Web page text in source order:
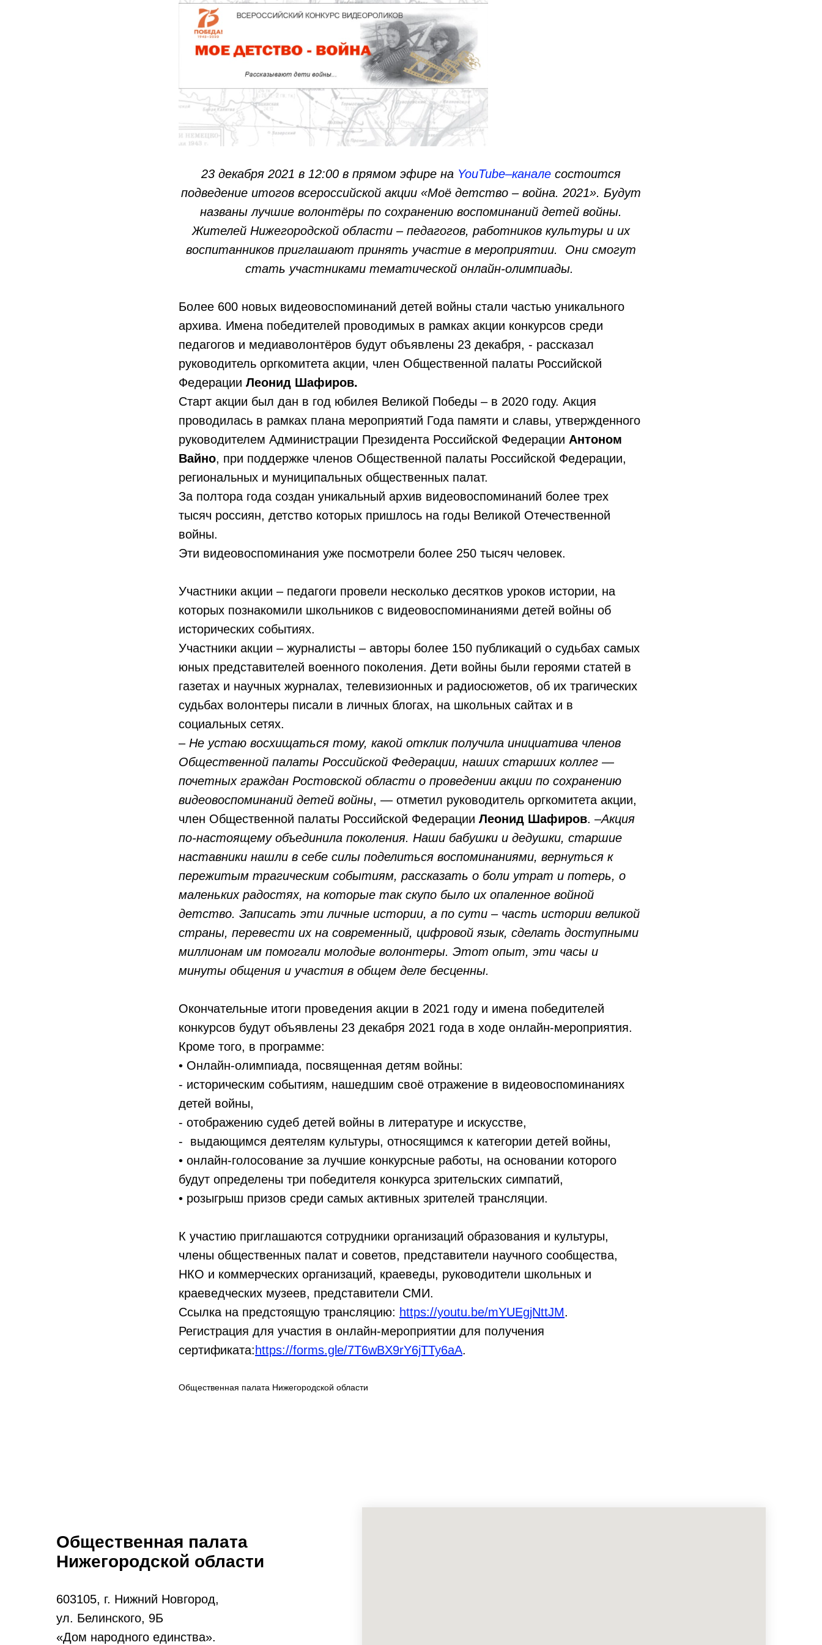
23 декабря 2021 в 12:00 в прямом эфире на YouTube–канале состоится
подведение итогов всероссийской акции «Моё детство – война. 2021». Будут
названы лучшие волонтёры по сохранению воспоминаний детей войны.
Жителей Нижегородской области – педагогов, работников культуры и их
воспитанников приглашают принять участие в мероприятии. Они смогут
стать участниками тематической онлайн-олимпиады.
Более 600 новых видеовоспоминаний детей войны стали частью уникального
архива. Имена победителей проводимых в рамках акции конкурсов среди
педагогов и медиаволонтёров будут объявлены 23 декабря, - рассказал
руководитель оргкомитета акции, член Общественной палаты Российской
Федерации Леонид Шафиров.
Старт акции был дан в год юбилея Великой Победы – в 2020 году. Акция
проводилась в рамках плана мероприятий Года памяти и славы, утвержденного
руководителем Администрации Президента Российской Федерации Антоном
Вайно, при поддержке членов Общественной палаты Российской Федерации,
региональных и муниципальных общественных палат.
За полтора года создан уникальный архив видеовоспоминаний более трех
тысяч россиян, детство которых пришлось на годы Великой Отечественной
войны.
Эти видеовоспоминания уже посмотрели более 250 тысяч человек.
Участники акции – педагоги провели несколько десятков уроков истории, на
которых познакомили школьников с видеовоспоминаниями детей войны об
исторических событиях.
Участники акции – журналисты – авторы более 150 публикаций о судьбах самых
юных представителей военного поколения. Дети войны были героями статей в
газетах и научных журналах, телевизионных и радиосюжетов, об их трагических
судьбах волонтеры писали в личных блогах, на школьных сайтах и в
социальных сетях.
– Не устаю восхищаться тому, какой отклик получила инициатива членов
Общественной палаты Российской Федерации, наших старших коллег —
почетных граждан Ростовской области о проведении акции по сохранению
видеовоспоминаний детей войны, — отметил руководитель оргкомитета акции,
член Общественной палаты Российской Федерации Леонид Шафиров. –Акция
по-настоящему объединила поколения. Наши бабушки и дедушки, старшие
наставники нашли в себе силы поделиться воспоминаниями, вернуться к
пережитым трагическим событиям, рассказать о боли утрат и потерь, о
маленьких радостях, на которые так скупо было их опаленное войной
детство. Записать эти личные истории, а по сути – часть истории великой
страны, перевести их на современный, цифровой язык, сделать доступными
миллионам им помогали молодые волонтеры. Этот опыт, эти часы и
минуты общения и участия в общем деле бесценны.
Окончательные итоги проведения акции в 2021 году и имена победителей
конкурсов будут объявлены 23 декабря 2021 года в ходе онлайн-мероприятия.
Кроме того, в программе:
• Онлайн-олимпиада, посвященная детям войны:
- историческим событиям, нашедшим своё отражение в видеовоспоминаниях
детей войны,
- отображению судеб детей войны в литературе и искусстве,
- выдающимся деятелям культуры, относящимся к категории детей войны,
• онлайн-голосование за лучшие конкурсные работы, на основании которого
будут определены три победителя конкурса зрительских симпатий,
• розыгрыш призов среди самых активных зрителей трансляции.
К участию приглашаются сотрудники организаций образования и культуры,
члены общественных палат и советов, представители научного сообщества,
НКО и коммерческих организаций, краеведы, руководители школьных и
краеведческих музеев, представители СМИ.
Ссылка на предстоящую трансляцию: https://youtu.be/mYUEgjNttJM.
Регистрация для участия в онлайн-мероприятии для получения
сертификата: https://forms.gle/7T6wBX9rY6jTTy6aA.
Общественная палата Нижегородской области
Общественная палата
Нижегородской области
603105, г. Нижний Новгород,
ул. Белинского, 9Б
«Дом народного единства».